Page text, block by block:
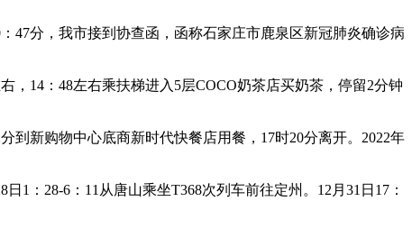
47分，我市接到协查函，函称石家庄市鹿泉区新冠肺炎确诊病
，14：48左右乘扶梯进入5层COCO奶茶店买奶茶，停留2分钟
到新购物中心底商新时代快餐店用餐，17时20分离开。2022年
1：28-6：11从唐山乘坐T368次列车前往定州。12月31日17：